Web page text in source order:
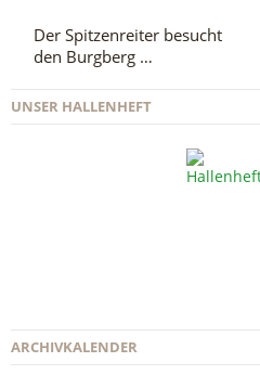
Der Spitzenreiter besucht
den Burgberg …
UNSER HALLENHEFT
ARCHIVKALENDER